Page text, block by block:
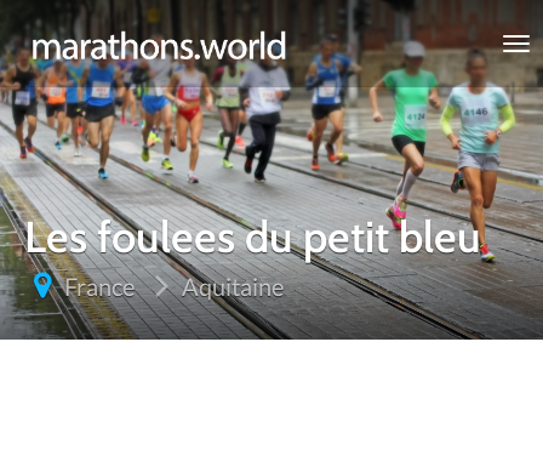
marathons.world
Les foulees du petit bleu
France Aquitaine